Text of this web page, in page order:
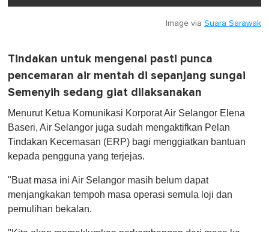
Image via Suara Sarawak
Tindakan untuk mengenal pasti punca
pencemaran air mentah di sepanjang sungai
Semenyih sedang giat dilaksanakan
Menurut Ketua Komunikasi Korporat Air Selangor Elena
Baseri, Air Selangor juga sudah mengaktifkan Pelan
Tindakan Kecemasan (ERP) bagi menggiatkan bantuan
kepada pengguna yang terjejas.
"Buat masa ini Air Selangor masih belum dapat
menjangkakan tempoh masa operasi semula loji dan
pemulihan bekalan.